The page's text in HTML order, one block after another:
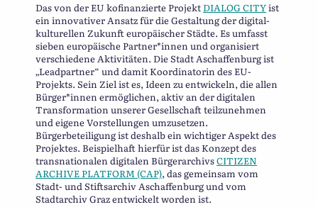
Das von der EU kofinanzierte ProjektDIALOG CITYist
ein innovativer Ansatz für die Gestaltung der digital-
kulturellen Zukunft europäischer Städte. Es umfasst
sieben europäische Partner*innen und organisiert
verschiedene Aktivitäten. Die Stadt Aschaffenburg ist
„Leadpartner“ und damit Koordinatorin des EU-
Projekts. Sein Ziel ist es, Ideen zu entwickeln, die allen
Bürger*innen ermöglichen, aktiv an der digitalen
Transformation unserer Gesellschaft teilzunehmen
und eigene Vorstellungen umzusetzen.
Bürgerbeteiligung ist deshalb ein wichtiger Aspekt des
Projektes. Beispielhaft hierfür ist das Konzept des
transnationalen digitalen BürgerarchivsCITIZEN
ARCHIVE PLATFORM (CAP), das gemeinsam vom
Stadt- und Stiftsarchiv Aschaffenburg und vom
Stadtarchiv Graz entwickelt worden ist.